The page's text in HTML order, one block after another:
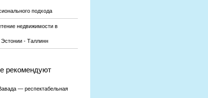
подхода
недвижимости в
Эстонии - Таллинн
рекомендуют
— респектабельная